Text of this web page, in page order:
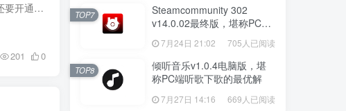
不知道大家有没有和我一样的烦恼，想听的歌分散在各个音乐软件，来回切换 APP，还要开通好几个会员，广告弹窗还一大堆，听歌体验大打折扣。 今天给大家分享一款 Android 端音乐神器 ——笒音，...
201 0
Steamcommunity 302
v14.0.02最终版，堪称PC玩
家必备的网络工具箱
7月24日 21:02 705人已阅读
TOP7
倾听音乐v1.0.4电脑版，堪
称PC端听歌下歌的最优解
7月27日 14:16 669人已阅读
TOP8